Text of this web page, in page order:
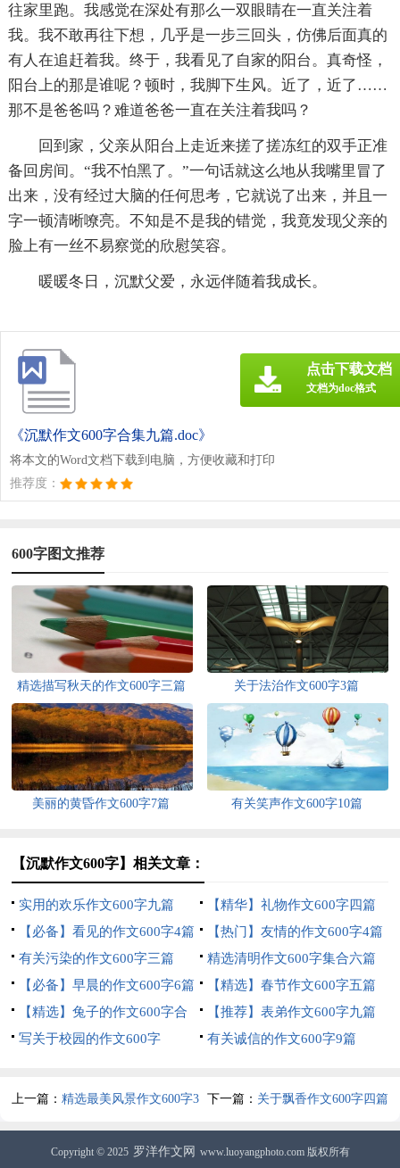
往家里跑。我感觉在深处有那么一双眼睛在一直关注着
我。我不敢再往下想，几乎是一步三回头，仿佛后面真的
有人在追赶着我。终于，我看见了自家的阳台。真奇怪，
阳台上的那是谁呢？顿时，我脚下生风。近了，近了……
那不是爸爸吗？难道爸爸一直在关注着我吗？
回到家，父亲从阳台上走近来搓了搓冻红的双手正准
备回房间。“我不怕黑了。”一句话就这么地从我嘴里冒了
出来，没有经过大脑的任何思考，它就说了出来，并且一
字一顿清晰嘹亮。不知是不是我的错觉，我竟发现父亲的
脸上有一丝不易察觉的欣慰笑容。
暖暖冬日，沉默父爱，永远伴随着我成长。
《沉默作文600字合集九篇.doc》
将本文的Word文档下载到电脑，方便收藏和打印
推荐度：
点击下载文档
文档为doc格式
600字图文推荐
精选描写秋天的作文600字三篇 关于法治作文600字3篇
美丽的黄昏作文600字7篇 有关笑声作文600字10篇
【沉默作文600字】相关文章：
实用的欢乐作文600字九篇
【精华】礼物作文600字四篇
【必备】看见的作文600字4篇
【热门】友情的作文600字4篇
有关污染的作文600字三篇
精选清明作文600字集合六篇
【必备】早晨的作文600字6篇
【精选】春节作文600字五篇
【精选】兔子的作文600字合
集10篇
【推荐】表弟作文600字九篇
写关于校园的作文600字
有关诚信的作文600字9篇
上一篇：精选最美风景作文600字3
篇
下一篇： 关于飘香作文600字四篇
Copyright © 2025 罗洋作文网 www.luoyangphoto.com 版权所有